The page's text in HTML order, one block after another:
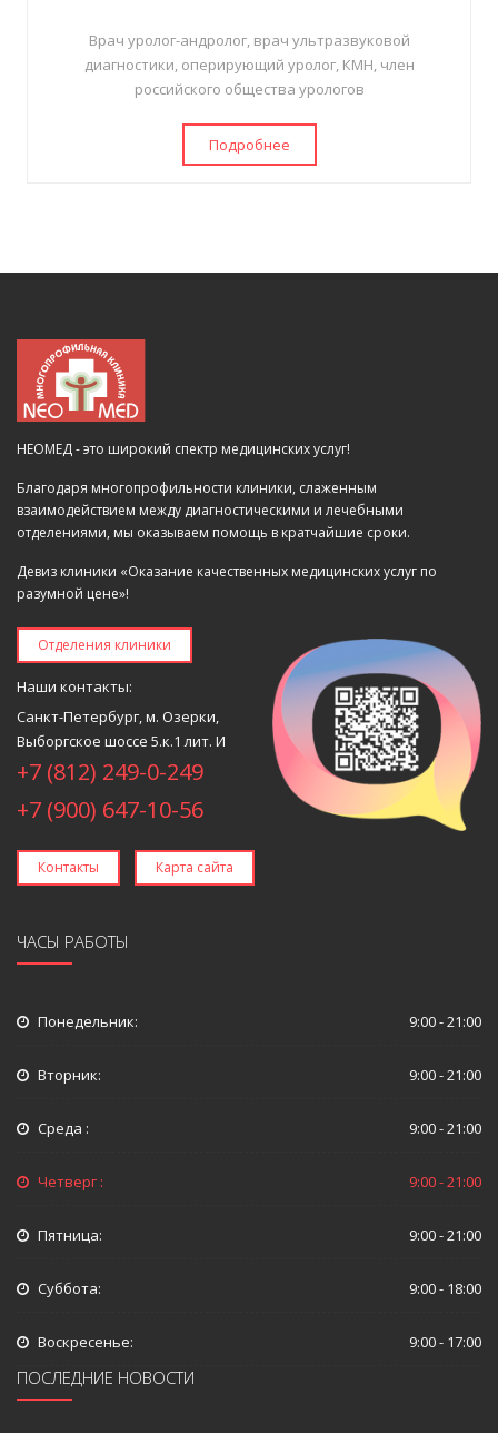
Врач уролог-андролог, врач ультразвуковой
диагностики, оперирующий уролог, КМН, член
российского общества урологов
Подробнее
НЕОМЕД - это широкий спектр медицинских услуг!
Благодаря многопрофильности клиники, слаженным
взаимодействием между диагностическими и лечебными
отделениями, мы оказываем помощь в кратчайшие сроки.
Девиз клиники «Оказание качественных медицинских услуг по
разумной цене»!
Отделения клиники
Наши контакты:
Санкт-Петербург, м. Озерки,
Выборгское шоссе 5.к.1 лит. И
+7 (812) 249-0-249
+7 (900) 647-10-56
Контакты Карта сайта
ЧАСЫ РАБОТЫ
Понедельник: 9:00 - 21:00
Вторник: 9:00 - 21:00
Среда : 9:00 - 21:00
Четверг : 9:00 - 21:00
Пятница: 9:00 - 21:00
Суббота: 9:00 - 18:00
Воскресенье: 9:00 - 17:00
ПОСЛЕДНИЕ НОВОСТИ